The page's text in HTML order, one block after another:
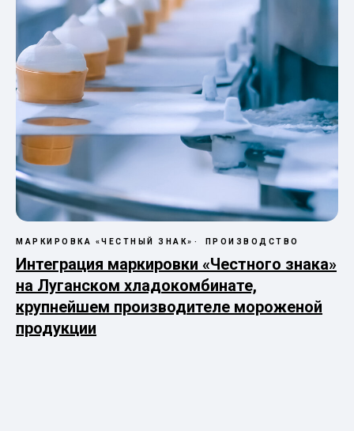
МАРКИРОВКА «ЧЕСТНЫЙ ЗНАК» ПРОИЗВОДСТВО
Интеграция маркировки «Честного знака»
на Луганском хладокомбинате,
крупнейшем производителе мороженой
продукции